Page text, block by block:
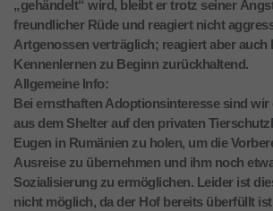
„gehändelt“ wird, bleibt er trotz seiner
freundlicher Rüde und reagiert nicht
Artgenossen verträglich; reagiert aber auch
Kennenlernen zu Beginn zurückhaltend.
Allgemeine Info:
Bei ernsthaften Adoptionsinteresse sind wir
aus dem Shelter auf den privaten
Eugen in Rumänien zu holen, um die
Ausreise zu übernehmen und ihm noch
Sozialisierung zu ermöglichen. Leider ist
nicht möglich, da der Hof bereits überfüllt